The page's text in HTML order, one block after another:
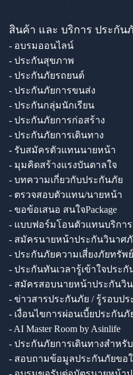
สินค้า และ บริการ ประกัน
- อบรมออนไลน์
- ประกันสุขภาพ
- ประกันภัยรถยนต์
- ประกันภัยการขนส่ง
- ประกันกลุ่มนักเรียน
- ประกันภัยการก่อสร้าง
- ประกันภัยการเดินทาง
- รับสมัครตัวแทนนายหน้า
- มุมคิดสร้างแรงบันดาลใจ
- บทความเกี่ยวกับประกันภัย
- ตรวจสอบตัวแทน/นายหน้า
- ขอข้อเสนอ สนใจPackage
- แบบฟอร์มโอนตัวแทนบริการ
- สมัครนายหน้าประกันวินาศ
- ประกันภัยความเสี่ยงภัยทรัพ
- ประกันทันเวลารู้เข้าใจประกั
- สมัครสอบนายหน้าประกันวิ
- ข่าวสารประกันภัย / รู้รอบป
- เงื่อนไขการผ่อนเบี้ยประกันภั
- AI Master Room by Asinlife
- ประกันภัยการเดินทางสำหรั
- สอบถามข้อมูลประกันภัยขอ